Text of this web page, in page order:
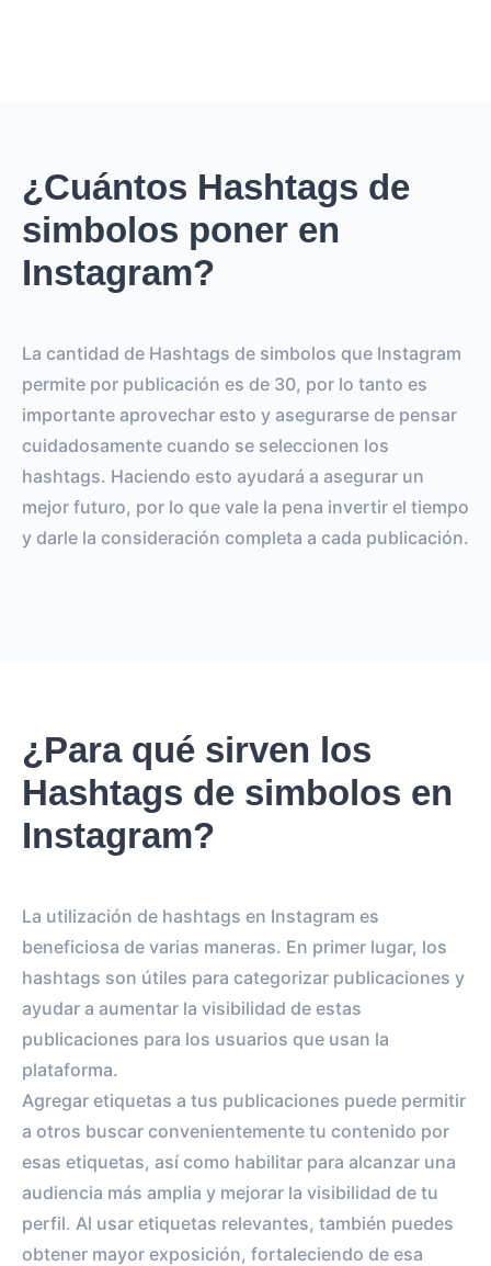
¿Cuántos Hashtags de
simbolos poner en
Instagram?
La cantidad de Hashtags de simbolos que Instagram
permite por publicación es de 30, por lo tanto es
importante aprovechar esto y asegurarse de pensar
cuidadosamente cuando se seleccionen los
hashtags. Haciendo esto ayudará a asegurar un
mejor futuro, por lo que vale la pena invertir el tiempo
y darle la consideración completa a cada publicación.
¿Para qué sirven los
Hashtags de simbolos en
Instagram?
La utilización de hashtags en Instagram es
beneficiosa de varias maneras. En primer lugar, los
hashtags son útiles para categorizar publicaciones y
ayudar a aumentar la visibilidad de estas
publicaciones para los usuarios que usan la
plataforma.
Agregar etiquetas a tus publicaciones puede permitir
a otros buscar convenientemente tu contenido por
esas etiquetas, así como habilitar para alcanzar una
audiencia más amplia y mejorar la visibilidad de tu
perfil. Al usar etiquetas relevantes, también puedes
obtener mayor exposición, fortaleciendo de esa